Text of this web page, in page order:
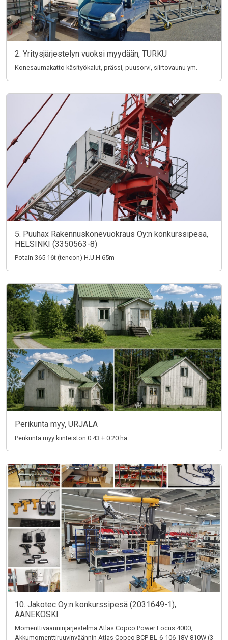
2. Yritysjärjestelyn vuoksi myydään, TURKU
Konesaumakatto käsityökalut, prässi, puusorvi, siirtovaunu ym.
5. Puuhax Rakennuskonevuokraus Oy:n konkurssipesä,
HELSINKI (3350563-8)
Potain 365 16t (tencon) H.U.H 65m
Perikunta myy, URJALA
Perikunta myy kiinteistön 0.43 + 0.20 ha
10. Jakotec Oy:n konkurssipesä (2031649-1),
ÄÄNEKOSKI
Momenttiväänninjärjestelmä Atlas Copco Power Focus 4000,
Akkumomenttiruuvinväännin Atlas Copco BCP BL-6-106 18V 810W (3